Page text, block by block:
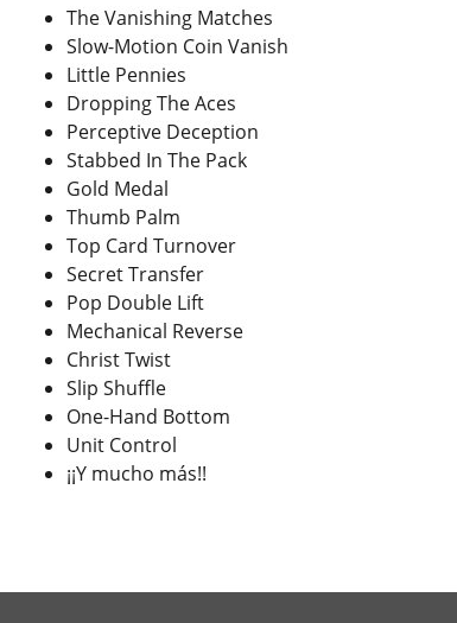
The Vanishing Matches
Slow-Motion Coin Vanish
Little Pennies
Dropping The Aces
Perceptive Deception
Stabbed In The Pack
Gold Medal
Thumb Palm
Top Card Turnover
Secret Transfer
Pop Double Lift
Mechanical Reverse
Christ Twist
Slip Shuffle
One-Hand Bottom
Unit Control
¡¡Y mucho más!!